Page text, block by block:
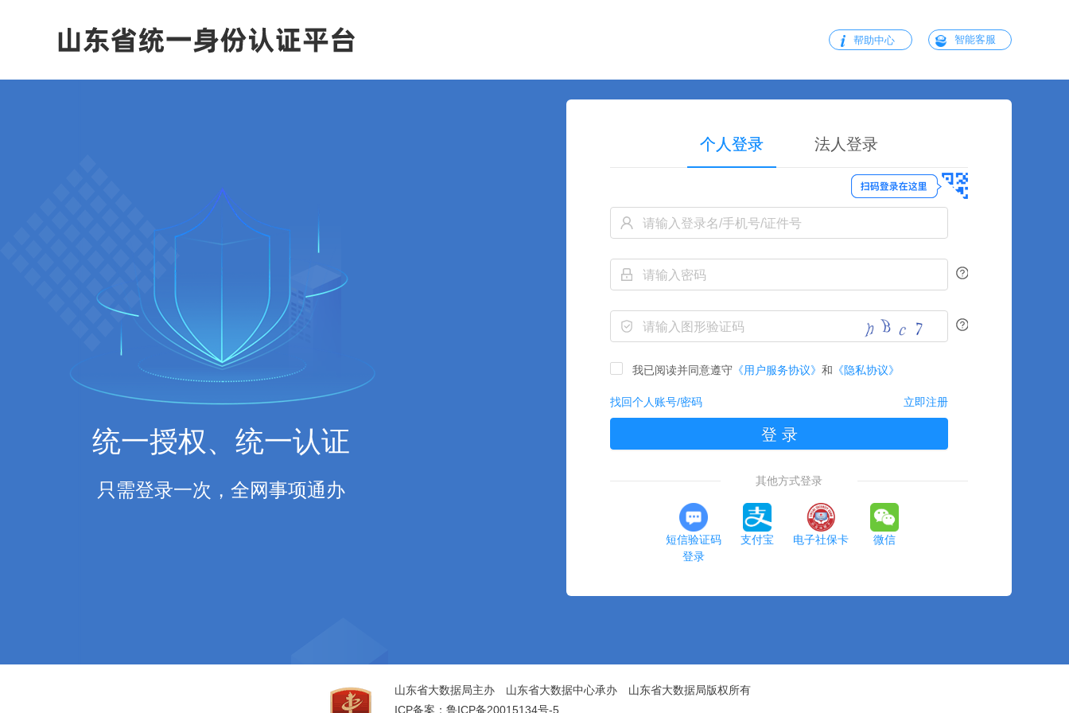
帮助中心 智能客服
统一授权、统一认证
只需登录一次，全网事项通办
个人登录 法人登录
我已阅读并同意遵守 《用户服务协议》 和 《隐私协议》
找回个人账号/密码 立即注册
登 录
其他方式登录
短信验证码
登录
支付宝 电子社保卡 微信
山东省大数据局主办 山东省大数据中心承办 山东省大数据局版权所有
ICP备案：鲁ICP备20015134号-5